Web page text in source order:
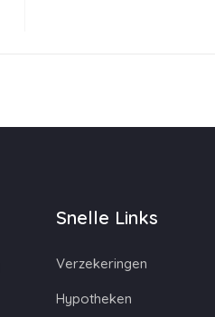
Snelle Links
Verzekeringen
Hypotheken